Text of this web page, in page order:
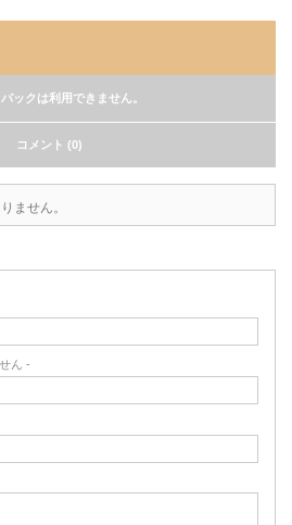
バックは利用できません。
コメント (0)
ません。
ん -